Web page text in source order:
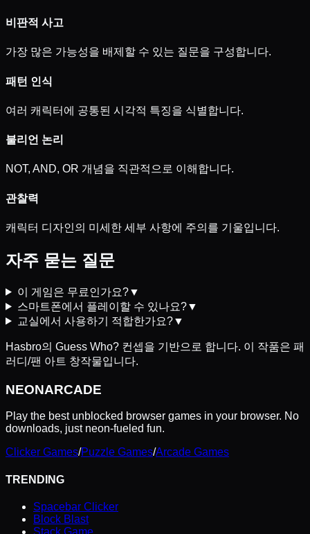
비판적 사고
가장 많은 가능성을 배제할 수 있는 질문을 구성합니다.
패턴 인식
여러 캐릭터에 공통된 시각적 특징을 식별합니다.
불리언 논리
NOT, AND, OR 개념을 직관적으로 이해합니다.
관찰력
캐릭터 디자인의 미세한 세부 사항에 주의를 기울입니다.
자주 묻는 질문
이 게임은 무료인가요?▼
스마트폰에서 플레이할 수 있나요?▼
교실에서 사용하기 적합한가요?▼
Hasbro의 Guess Who? 컨셉을 기반으로 합니다. 이 작품은 패
러디/팬 아트 창작물입니다.
NEONARCADE
Play the best unblocked browser games in your browser. No
downloads, just neon-fueled fun.
Clicker Games/Puzzle Games/Arcade Games
TRENDING
Spacebar Clicker
Block Blast
Stack Game